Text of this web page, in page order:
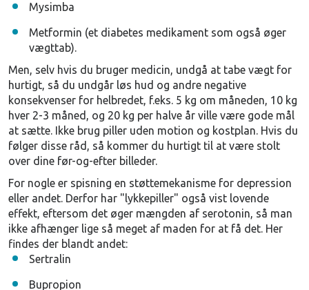
Mysimba
Metformin (et diabetes medikament som også øger
vægttab).
Men, selv hvis du bruger medicin, undgå at tabe vægt for
hurtigt, så du undgår løs hud og andre negative
konsekvenser for helbredet, f.eks. 5 kg om måneden, 10 kg
hver 2-3 måned, og 20 kg per halve år ville være gode mål
at sætte. Ikke brug piller uden motion og kostplan. Hvis du
følger disse råd, så kommer du hurtigt til at være stolt
over dine før-og-efter billeder.
For nogle er spisning en støttemekanisme for depression
eller andet. Derfor har "lykkepiller" også vist lovende
effekt, eftersom det øger mængden af serotonin, så man
ikke afhænger lige så meget af maden for at få det. Her
findes der blandt andet:
Sertralin
Bupropion